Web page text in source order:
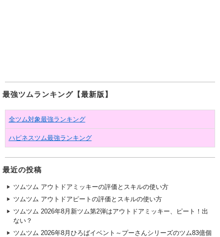
最強ツムランキング【最新版】
全ツム対象最強ランキング
ハピネスツム最強ランキング
最近の投稿
ツムツム アウトドアミッキーの評価とスキルの使い方
ツムツム アウトドアピートの評価とスキルの使い方
ツムツム 2026年8月新ツム第2弾はアウトドアミッキー、ピート！出
ない？
ツムツム 2026年8月ひろばイベント～プーさんシリーズのツム83億個